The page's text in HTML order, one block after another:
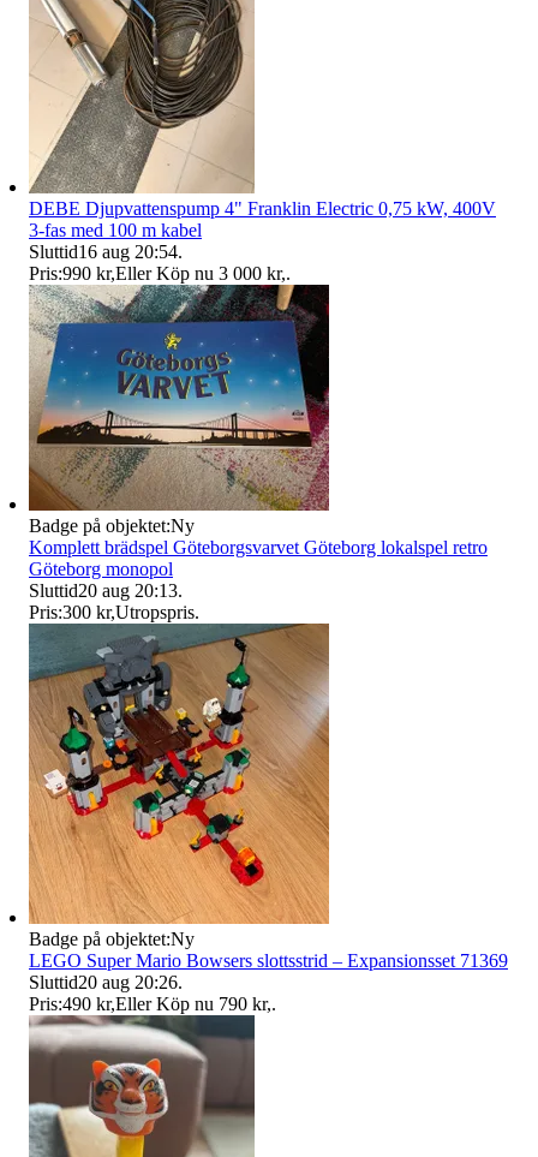
DEBE Djupvattenspump 4" Franklin Electric 0,75 kW, 400V
3-fas med 100 m kabel
Sluttid16 aug 20:54.
Pris:990 kr,Eller Köp nu 3 000 kr,.
Badge på objektet:Ny
Komplett brädspel Göteborgsvarvet Göteborg lokalspel retro
Göteborg monopol
Sluttid20 aug 20:13.
Pris:300 kr,Utropspris.
Badge på objektet:Ny
LEGO Super Mario Bowsers slottsstrid – Expansionsset 71369
Sluttid20 aug 20:26.
Pris:490 kr,Eller Köp nu 790 kr,.